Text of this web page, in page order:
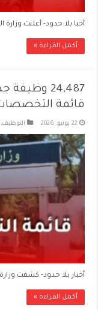
أخبا بلا حدود- أعلنت
أكمل القراءة »
24,487
قائمة
22 يونيو، 2026 التوظيف,
أخبار بلا حدود- كشفت وزارة
أكمل القراءة »